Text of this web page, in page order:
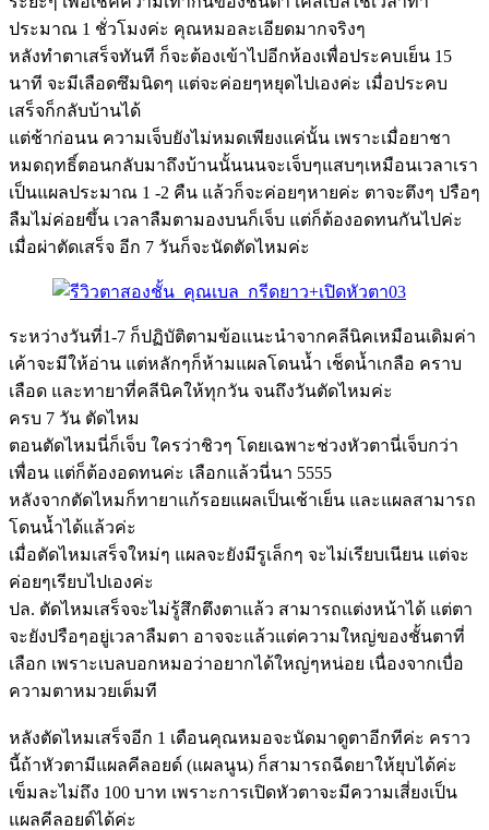
ประมาณ 1 ชั่วโมงค่ะ คุณหมอละเอียดมากจริงๆ
หลังทำตาเสร็จทันที ก็จะต้องเข้าไปอีกห้องเพื่อประคบเย็น 15
นาที จะมีเลือดซึมนิดๆ แต่จะค่อยๆหยุดไปเองค่ะ เมื่อประคบ
เสร็จก็กลับบ้านได้
แต่ช้าก่อนน ความเจ็บยังไม่หมดเพียงแค่นั้น เพราะเมื่อยาชา
หมดฤทธิ์ตอนกลับมาถึงบ้านนั้นนนจะเจ็บๆแสบๆเหมือนเวลาเรา
เป็นแผลประมาณ 1 -2 คืน แล้วก็จะค่อยๆหายค่ะ ตาจะตึงๆ ปรือๆ
ลืมไม่ค่อยขึ้น เวลาลืมตามองบนก็เจ็บ แต่ก็ต้องอดทนกันไปค่ะ
เมื่อผ่าตัดเสร็จ อีก 7 วันก็จะนัดตัดไหมค่ะ
ระหว่างวันที่1-7 ก็ปฏิบัติตามข้อแนะนำจากคลีนิคเหมือนเดิมค่า
เค้าจะมีให้อ่าน แต่หลักๆก็ห้ามแผลโดนน้ำ เช็ดน้ำเกลือ คราบ
เลือด และทายาที่คลีนิคให้ทุกวัน จนถึงวันตัดไหมค่ะ
ครบ 7 วัน ตัดไหม
ตอนตัดไหมนี่ก็เจ็บ ใครว่าชิวๆ โดยเฉพาะช่วงหัวตานี่เจ็บกว่า
เพื่อน แต่ก็ต้องอดทนค่ะ เลือกแล้วนี่นา 5555
หลังจากตัดไหมก็ทายาแก้รอยแผลเป็นเช้าเย็น และแผลสามารถ
โดนน้ำได้แล้วค่ะ
เมื่อตัดไหมเสร็จใหม่ๆ แผลจะยังมีรูเล็กๆ จะไม่เรียบเนียน แต่จะ
ค่อยๆเรียบไปเองค่ะ
ปล. ตัดไหมเสร็จจะไม่รู้สึกตึงตาแล้ว สามารถแต่งหน้าได้ แต่ตา
จะยังปรือๆอยู่เวลาลืมตา อาจจะแล้วแต่ความใหญ่ของชั้นตาที่
เลือก เพราะเบลบอกหมอว่าอยากได้ใหญ่ๆหน่อย เนื่องจากเบื่อ
ความตาหมวยเต็มที
หลังตัดไหมเสร็จอีก 1 เดือนคุณหมอจะนัดมาดูตาอีกทีค่ะ คราว
นี้ถ้าหัวตามีแผลคีลอยด์ (แผลนูน) ก็สามารถฉีดยาให้ยุบได้ค่ะ
เข็มละไม่ถึง 100 บาท เพราะการเปิดหัวตาจะมีความเสี่ยงเป็น
แผลคีลอยด์ได้ค่ะ